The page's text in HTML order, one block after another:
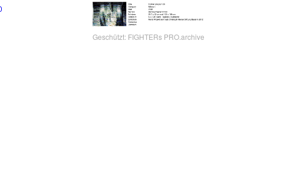
Geschützt: FIGHTERs PRO.archive